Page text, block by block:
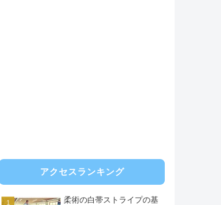
アクセスランキング
柔術の白帯ストライプの基